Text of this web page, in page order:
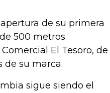
de su primera
500 metros
El Tesoro, de
de su marca.
sigue siendo el